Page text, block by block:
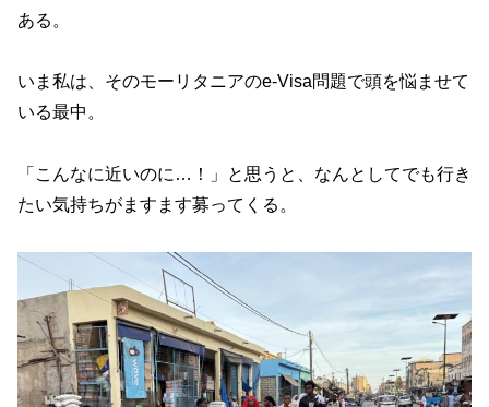
ある。
いま私は、そのモーリタニアのe-Visa問題で頭を悩ませて
いる最中。
「こんなに近いのに…！」と思うと、なんとしてでも行き
たい気持ちがますます募ってくる。